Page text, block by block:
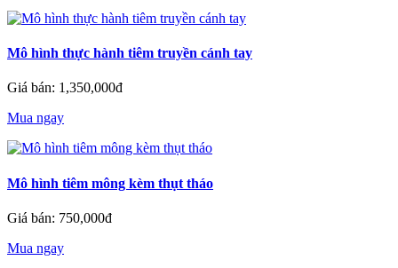
Mô hình thực hành tiêm truyền cánh tay
Giá bán: 1,350,000đ
Mua ngay
Mô hình tiêm mông kèm thụt tháo
Giá bán: 750,000đ
Mua ngay